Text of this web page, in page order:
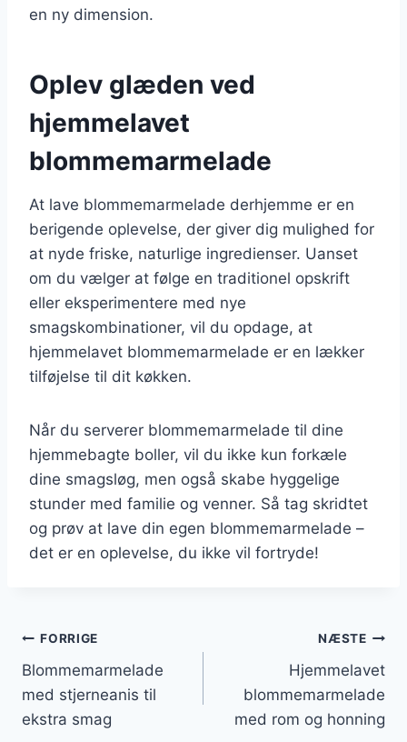
en ny dimension.
Oplev glæden ved
hjemmelavet
blommemarmelade
At lave blommemarmelade derhjemme er en
berigende oplevelse, der giver dig mulighed for
at nyde friske, naturlige ingredienser. Uanset
om du vælger at følge en traditionel opskrift
eller eksperimentere med nye
smagskombinationer, vil du opdage, at
hjemmelavet blommemarmelade er en lækker
tilføjelse til dit køkken.
Når du serverer blommemarmelade til dine
hjemmebagte boller, vil du ikke kun forkæle
dine smagsløg, men også skabe hyggelige
stunder med familie og venner. Så tag skridtet
og prøv at lave din egen blommemarmelade –
det er en oplevelse, du ikke vil fortryde!
Indlægsnavigation
FORRIGE
Blommemarmelade
med stjerneanis til
ekstra smag
NÆSTE
Hjemmelavet
blommemarmelade
med rom og honning